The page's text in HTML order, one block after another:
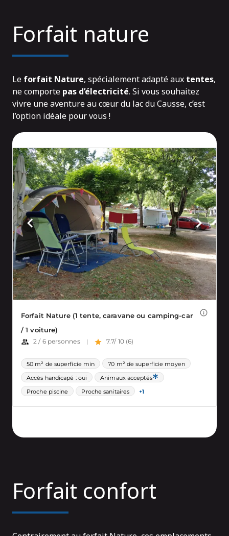
Forfait nature
Le forfait Nature, spécialement adapté aux tentes,
ne comporte pas d’électricité. Si vous souhaitez
vivre une aventure au cœur du lac du Causse, c’est
l’option idéale pour vous !
Forfait confort